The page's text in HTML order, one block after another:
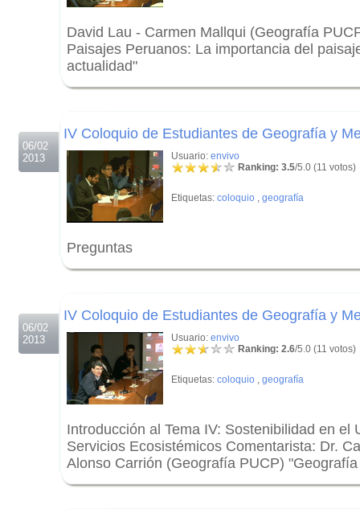
David Lau - Carmen Mallqui (Geografía
Paisajes Peruanos: La importancia del
actualidad"
06/02
2013
IV Coloquio de Estudiantes de Geografía y
Usuario: envivo
Ranking: 3.5/5.0 (11 votos)
Etiquetas: coloquio , geografía
Preguntas
06/02
2013
IV Coloquio de Estudiantes de Geografía y
Usuario: envivo
Ranking: 2.6/5.0 (11 votos)
Etiquetas: coloquio , geografía
Introducción al Tema IV: Sostenibilidad en el
Servicios Ecosistémicos Comentarista: Dr.
Alonso Carrión (Geografía PUCP)